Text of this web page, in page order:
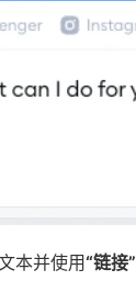
本并使用“链接”